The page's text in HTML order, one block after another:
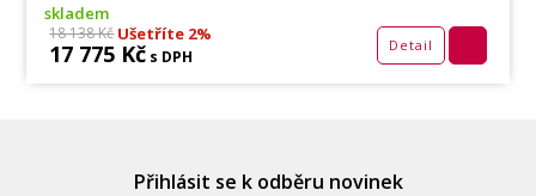
skladem
18 138 KčUšetříte 2%
17 775 Kč s DPH
Detail
Přihlásit se k odběru novinek